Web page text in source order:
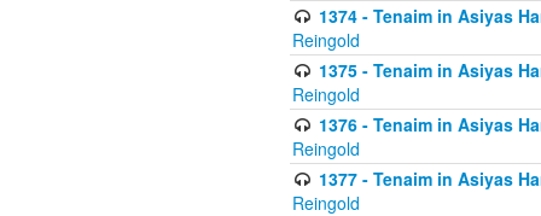
1374 - Tenaim in Asiyas
Reingold
1375 - Tenaim in Asiyas
Reingold
1376 - Tenaim in Asiyas
Reingold
1377 - Tenaim in Asiyas
Reingold